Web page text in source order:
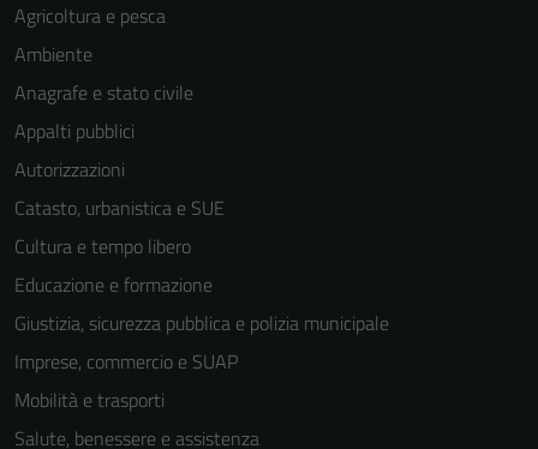
Agricoltura e pesca
Ambiente
Anagrafe e stato civile
Appalti pubblici
Autorizzazioni
Catasto, urbanistica e SUE
Cultura e tempo libero
Educazione e formazione
Giustizia, sicurezza pubblica e polizia municipale
Imprese, commercio e SUAP
Mobilità e trasporti
Salute, benessere e assistenza